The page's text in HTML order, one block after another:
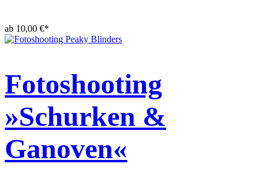
ab 10,00 €*
Fotoshooting
»Schurken &
Ganoven«